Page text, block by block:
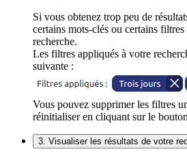
Si vous obtenez trop peu de
certains mots-clés ou certains
recherche.
Les filtres appliqués à votre
suivante :
Vous pouvez supprimer les filtres
réinitialiser en cliquant sur le
3. Visualiser les résultats de votre